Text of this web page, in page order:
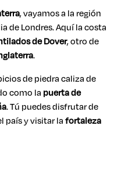
, vayamos a la región
de Londres. Aquí la costa
de Dover, otro de
.
de piedra caliza de
como la puerta de
. Tú puedes disfrutar de
país y visitar lafortaleza